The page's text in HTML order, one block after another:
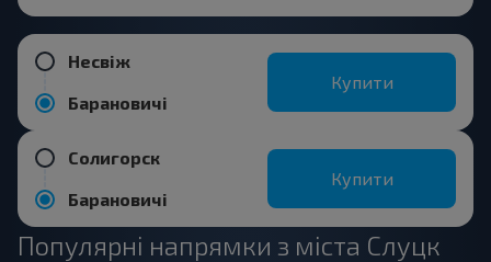
Несвіж
Барановичі
Купити
Солигорск
Барановичі
Купити
Популярні напрямки з міста Слуцк